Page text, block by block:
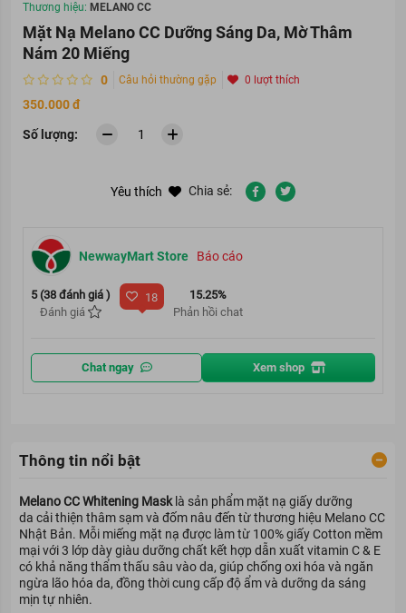
Thương hiệu: MELANO CC
Mặt Nạ Melano CC Dưỡng Sáng Da, Mờ Thâm
Nám 20 Miếng
0 Câu hỏi thường gặp 0 lượt thích
350.000 đ
Số lượng:
NewwayMart Store Báo cáo
5 (38 đánh giá )
Đánh giá
18
15.25%
Phản hồi chat
Chat ngay Xem shop
Yêu thích Chia sẻ:
Thông tin nổi bật
Melano CC Whitening Mask là sản phẩm mặt nạ giấy dưỡng
da cải thiện thâm sạm và đốm nâu đến từthương hiệu Melano CC
Nhật Bản. Mỗi miếng mặt nạ được làm từ 100% giấy Cotton mềm
mại với 3 lớp dày giàu dưỡng chất kết hợp dẫn xuất vitamin C & E
có khả năng thẩm thấu sâu vào da, giúp chống oxi hóa và ngăn
ngừa lão hóa da, đồng thời cung cấp độ ẩm và dưỡng da sáng
mịn tự nhiên.